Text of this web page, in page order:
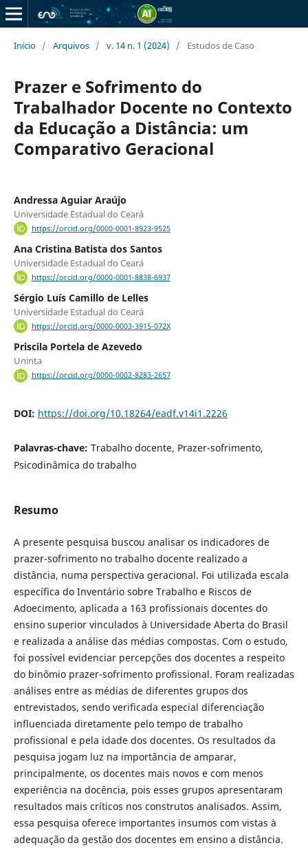
Início / Arquivos / v. 14 n. 1 (2024) / Estudos de Caso
Prazer e Sofrimento do
Trabalhador Docente no Contexto
da Educação a Distância: um
Comparativo Geracional
Andressa Aguiar Araújo
Universidade Estadual do Ceará
https://orcid.org/0000-0001-8923-9525
Ana Cristina Batista dos Santos
Universidade Estadual do Ceará
https://orcid.org/0000-0001-8838-6937
Sérgio Luís Camillo de Lelles
Universidade Estadual do Ceará
https://orcid.org/0000-0003-3915-072X
Priscila Portela de Azevedo
Uninta
https://orcid.org/0000-0002-8283-2657
DOI: https://doi.org/10.18264/eadf.v14i1.2226
Palavras-chave: Trabalho docente, Prazer-sofrimento,
Psicodinâmica do trabalho
Resumo
A presente pesquisa buscou analisar os indicadores de
prazer-sofrimento no trabalho docente realizado a
distância, numa perspectiva geracional. Foi utilizada escala
específica do Inventário sobre Trabalho e Riscos de
Adoecimento, aplicada a 163 profissionais docentes do
ensino superior vinculados à Universidade Aberta do Brasil
e realizada a análise das médias compostas. Com o estudo,
foi possível evidenciar percepções dos docentes a respeito
do binômio prazer-sofrimento profissional. Foram realizadas
análises entre as médias de diferentes grupos dos
entrevistados, sendo verificada especial diferenciação
influenciada diretamente pelo tempo de trabalho
profissional e pela idade dos docentes. Os resultados da
pesquisa jogam luz na importância de amparar,
principalmente, os docentes mais novos e com menos
experiência na docência, pois esses grupos apresentaram
resultados mais críticos nos construtos analisados. Assim,
essa pesquisa oferece importantes insumos com vistas à
adequação da gestão dos docentes em ensino a distância.